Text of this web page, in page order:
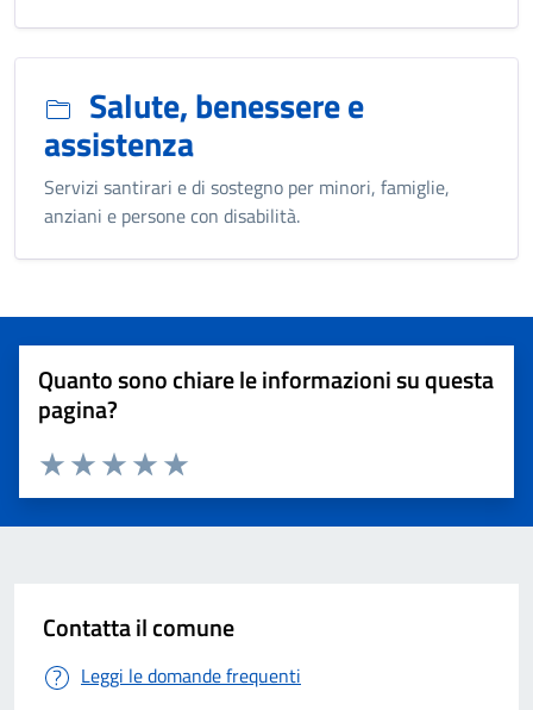
Salute, benessere e
assistenza
Servizi santirari e di sostegno per minori, famiglie,
anziani e persone con disabilità.
Quanto sono chiare le informazioni su questa
pagina?
Valuta 5 stelle su 5
Valuta 4 stelle su 5
Valuta 3 stelle su 5
Valuta 2 stelle su 5
Valuta 1 stelle su 5
Contatta il comune
Leggi le domande frequenti